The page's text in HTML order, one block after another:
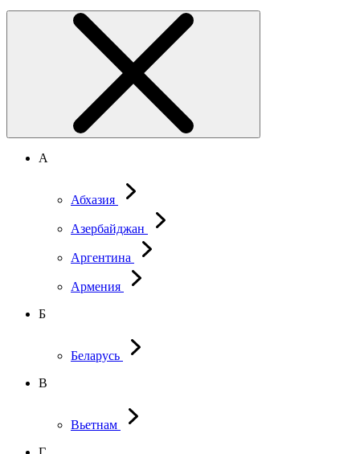
А
Абхазия
Азербайджан
Аргентина
Армения
Б
Беларусь
В
Вьетнам